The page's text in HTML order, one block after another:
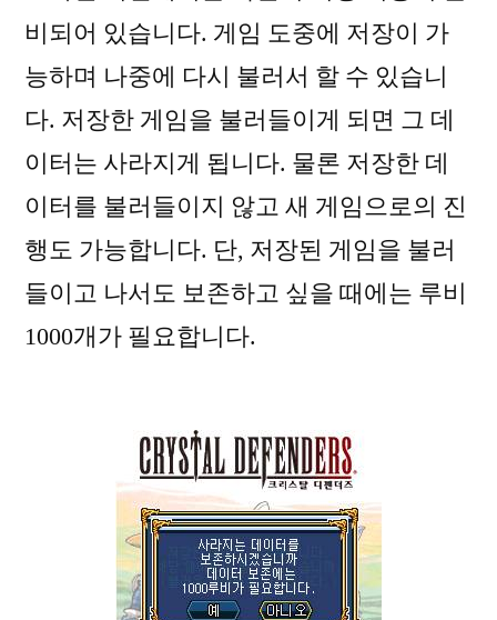
비되어 있습니다. 게임 도중에 저장이 가
능하며 나중에 다시 불러서 할 수 있습니
다. 저장한 게임을 불러들이게 되면 그 데
이터는 사라지게 됩니다. 물론 저장한 데
이터를 불러들이지 않고 새 게임으로의 진
행도 가능합니다. 단, 저장된 게임을 불러
들이고 나서도 보존하고 싶을 때에는 루비
1000개가 필요합니다.